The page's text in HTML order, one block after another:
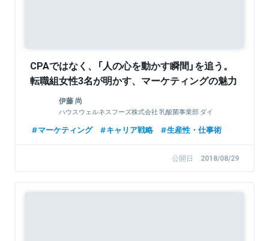
CPAではなく、「人の心を動かす瞬間」を追う。
転職組女性3名が明かす、マーケティングの魅力
伊藤 尚
ハウスウェルネスフーズ株式会社 乳酸菌事業部 ダイ
マーケティング キャリア戦略 生産性・仕事術
公開日 2018/08/29